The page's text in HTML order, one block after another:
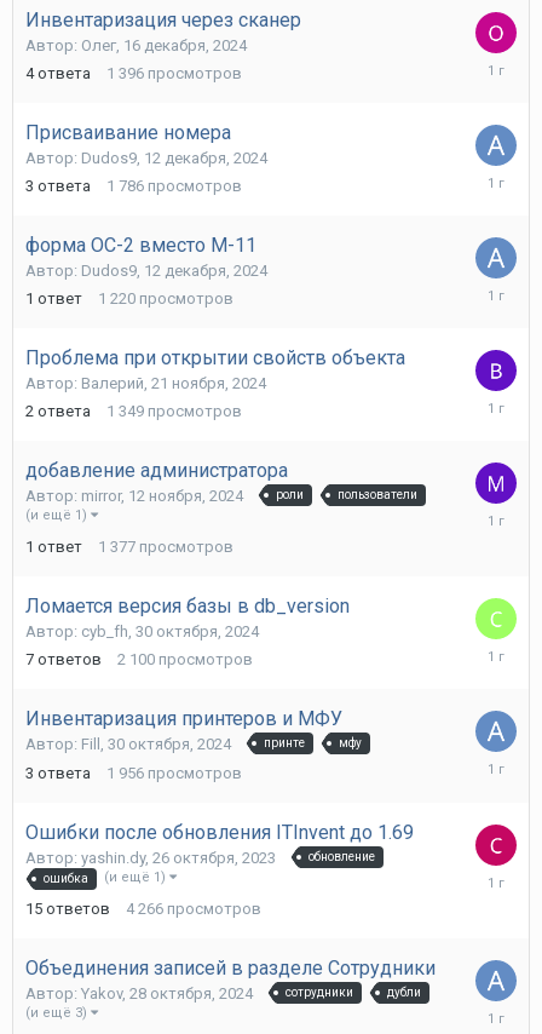
Инвентаризация через сканер
Автор: Олег, 16 декабря, 2024
4 ответа 1 396 просмотров
19
Присваивание номера
Автор: Dudos9, 12 декабря, 2024
3 ответа 1 786 просмотров
12
форма ОС-2 вместо М-11
Автор: Dudos9, 12 декабря, 2024
1 ответ 1 220 просмотров
12
Проблема при открытии свойств объекта
Автор: Валерий, 21 ноября, 2024
2 ответа 1 349 просмотров
21
добавление администратора
Автор: mirror, 12 ноября, 2024 роли пользователи
(и ещё 1)
1 ответ 1 377 просмотров
12
Ломается версия базы в db_version
Автор: cyb_fh, 30 октября, 2024
7 ответов 2 100 просмотров
31
Инвентаризация принтеров и МФУ
Автор: Fill , 30 октября, 2024 принте мфу
3 ответа 1 956 просмотров
30
Ошибки после обновления ITInvent до 1.69
Автор: yashin.dy, 26 октября, 2023
обновление
ошибка
(и ещё 1)
15 ответов 4 266 просмотров
30
Объединения записей в разделе Сотрудники
Автор: Yakov, 28 октября, 2024 сотрудники дубли
(и ещё 3)
28